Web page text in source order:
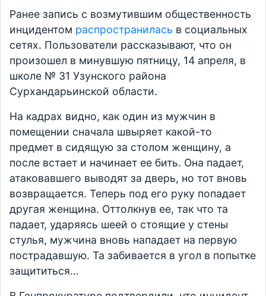
Ранее запись с возмутившим общественность
инцидентом распространилась в социальных
сетях. Пользователи рассказывают, что он
произошел в минувшую пятницу, 14 апреля, в
школе № 31 Узунского района
Сурхандарьинской области.
На кадрах видно, как один из мужчин в
помещении сначала швыряет какой-то
предмет в сидящую за столом женщину, а
после встает и начинает ее бить. Она падает,
атаковавшего выводят за дверь, но тот вновь
возвращается. Теперь под его руку попадает
другая женщина. Оттолкнув ее, так что та
падает, ударяясь шеей о стоящие у стены
стулья, мужчина вновь нападает на первую
пострадавшую. Та забивается в угол в попытке
защититься…